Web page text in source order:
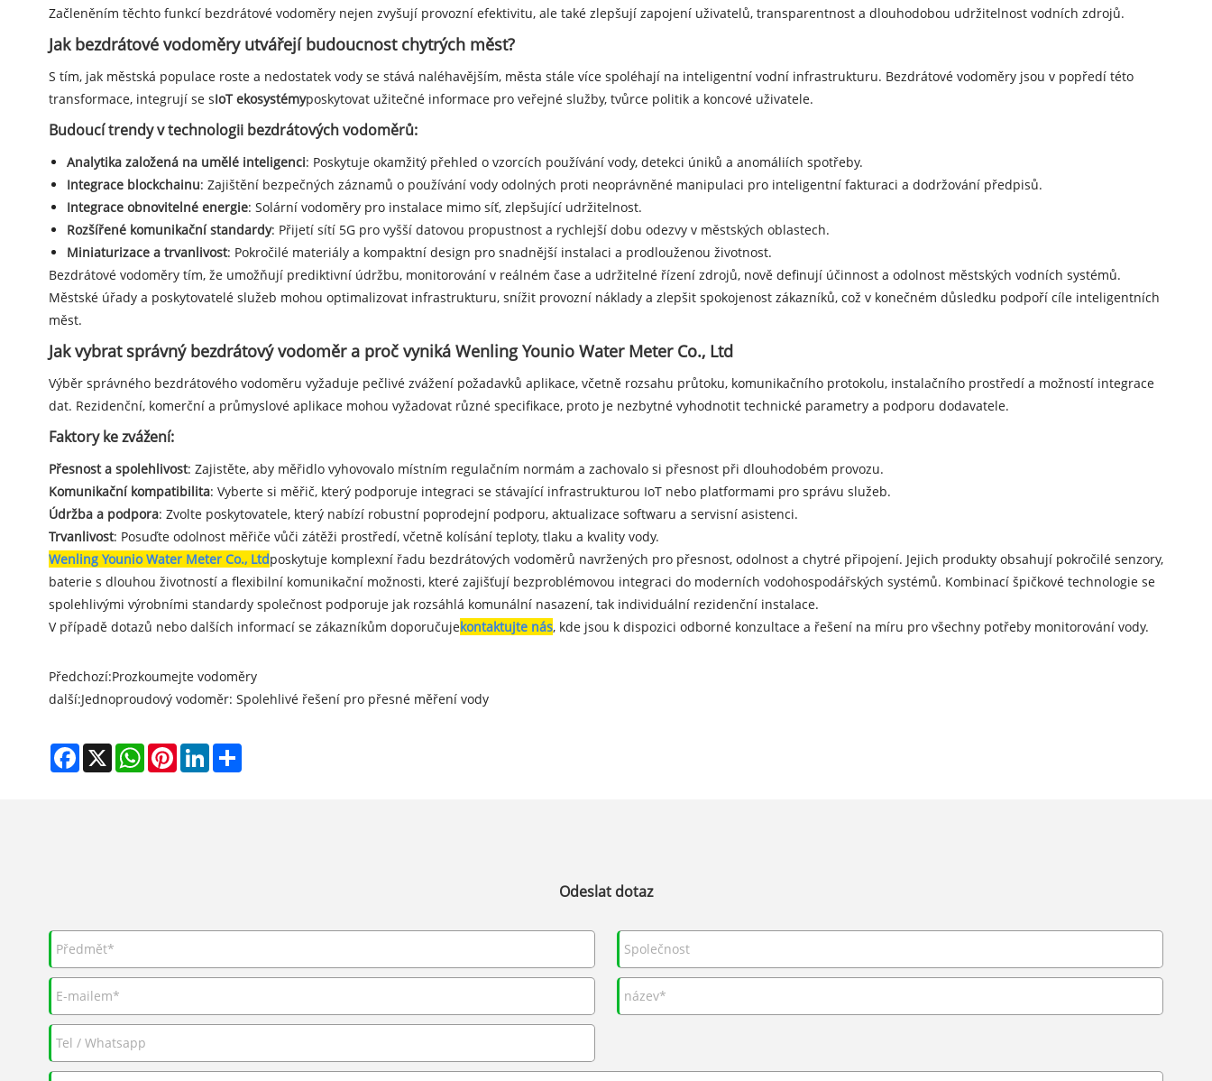
Začleněním těchto funkcí bezdrátové vodoměry nejen zvyšují provozní efektivitu, ale také zlepšují zapojení uživatelů, transparentnost a dlouhodobou udržitelnost vodních zdrojů.
Jak bezdrátové vodoměry utvářejí budoucnost chytrých měst?
S tím, jak městská populace roste a nedostatek vody se stává naléhavějším, města stále více spoléhají na inteligentní vodní infrastrukturu. Bezdrátové vodoměry jsou v popředí této
transformace, integrují se sIoT ekosystémyposkytovat užitečné informace pro veřejné služby, tvůrce politik a koncové uživatele.
Budoucí trendy v technologii bezdrátových vodoměrů:
Analytika založená na umělé inteligenci: Poskytuje okamžitý přehled o vzorcích používání vody, detekci úniků a anomáliích spotřeby.
Integrace blockchainu: Zajištění bezpečných záznamů o používání vody odolných proti neoprávněné manipulaci pro inteligentní fakturaci a dodržování předpisů.
Integrace obnovitelné energie: Solární vodoměry pro instalace mimo síť, zlepšující udržitelnost.
Rozšířené komunikační standardy: Přijetí sítí 5G pro vyšší datovou propustnost a rychlejší dobu odezvy v městských oblastech.
Miniaturizace a trvanlivost: Pokročilé materiály a kompaktní design pro snadnější instalaci a prodlouženou životnost.
Bezdrátové vodoměry tím, že umožňují prediktivní údržbu, monitorování v reálném čase a udržitelné řízení zdrojů, nově definují účinnost a odolnost městských vodních systémů.
Městské úřady a poskytovatelé služeb mohou optimalizovat infrastrukturu, snížit provozní náklady a zlepšit spokojenost zákazníků, což v konečném důsledku podpoří cíle inteligentních
měst.
Jak vybrat správný bezdrátový vodoměr a proč vyniká Wenling Younio Water Meter Co., Ltd
Výběr správného bezdrátového vodoměru vyžaduje pečlivé zvážení požadavků aplikace, včetně rozsahu průtoku, komunikačního protokolu, instalačního prostředí a možností integrace
dat. Rezidenční, komerční a průmyslové aplikace mohou vyžadovat různé specifikace, proto je nezbytné vyhodnotit technické parametry a podporu dodavatele.
Faktory ke zvážení:
Přesnost a spolehlivost: Zajistěte, aby měřidlo vyhovovalo místním regulačním normám a zachovalo si přesnost při dlouhodobém provozu.
Komunikační kompatibilita: Vyberte si měřič, který podporuje integraci se stávající infrastrukturou IoT nebo platformami pro správu služeb.
Údržba a podpora: Zvolte poskytovatele, který nabízí robustní poprodejní podporu, aktualizace softwaru a servisní asistenci.
Trvanlivost: Posuďte odolnost měřiče vůči zátěži prostředí, včetně kolísání teploty, tlaku a kvality vody.
Wenling Younio Water Meter Co., Ltdposkytuje komplexní řadu bezdrátových vodoměrů navržených pro přesnost, odolnost a chytré připojení. Jejich produkty obsahují pokročilé senzory,
baterie s dlouhou životností a flexibilní komunikační možnosti, které zajišťují bezproblémovou integraci do moderních vodohospodářských systémů. Kombinací špičkové technologie se
spolehlivými výrobními standardy společnost podporuje jak rozsáhlá komunální nasazení, tak individuální rezidenční instalace.
V případě dotazů nebo dalších informací se zákazníkům doporučujekontaktujte nás, kde jsou k dispozici odborné konzultace a řešení na míru pro všechny potřeby monitorování vody.
Předchozí:Prozkoumejte vodoměry
další:Jednoproudový vodoměr: Spolehlivé řešení pro přesné měření vody
Facebook
X WhatsAppPinterestLinkedInShare
Odeslat dotaz